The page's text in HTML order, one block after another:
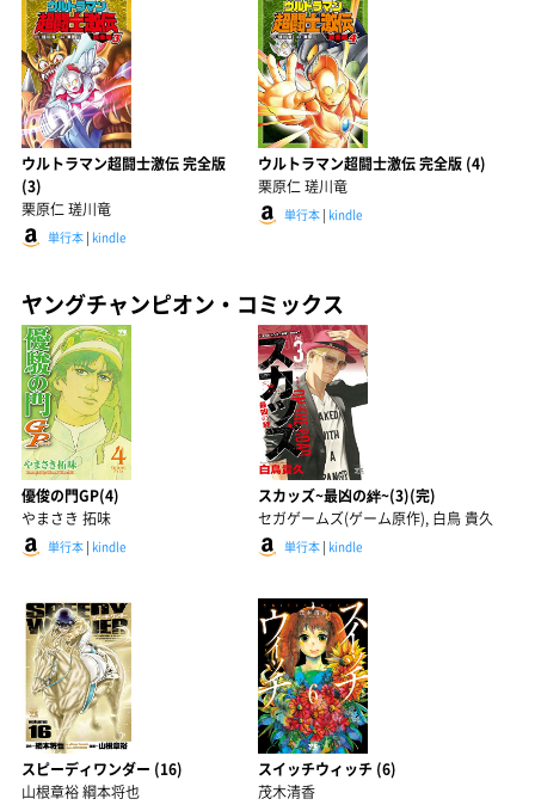
ウルトラマン超闘士激伝 完全版
(3)
栗原仁 瑳川竜
単行本 | kindle
ウルトラマン超闘士激伝 完全版 (4)
栗原仁 瑳川竜
単行本| kindle
ヤングチャンピオン・コミックス
優俊の門GP(4)
やまさき 拓味
単行本 | kindle
スカッズ~最凶の絆~(3)(完)
セガゲームズ(ゲーム原作), 白鳥 貴久
単行本| kindle
スピーディワンダー (16)
山根章裕 綱本将也
スイッチウィッチ (6)
茂木清香